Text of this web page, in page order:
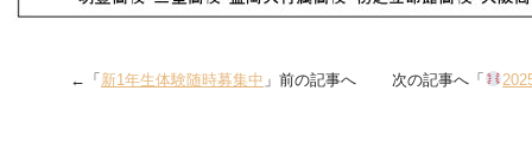
←「 新1年生体験随時募集中 」前の記事へ 次の記事へ「